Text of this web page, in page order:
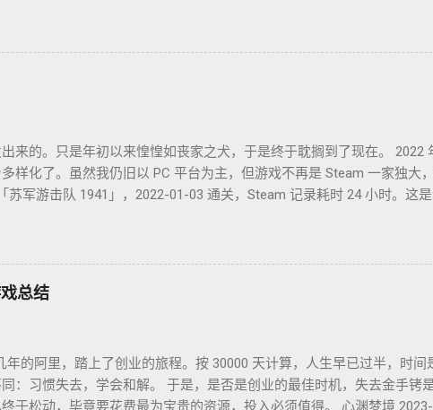
亲手打造的魔幻现实。这可是我曾希冀的那个理想乡？我没有答案，亦
小憩。老先生从武侠到无侠，层层递进构筑了一个亦真亦幻的江湖，让
层解构，推演其间各式人格向现实投影的境遇和选择。 老先生开卷入
善。困顿时能读到这样的文字，我心存感激。 枕边已无金庸，经典心中
来的。只是年初以来惶惶如丧家之犬，于是终于耽搁到了现在。 2022
样化了。虽然我仍旧以 PC 平台为主，但游戏不再是 Steam 一家独大，
苏军游击队 1941」，2022-01-03 通关，Steam 记录耗时 24 小时。这
01-09 通关，GoG 记录 7 小时。萌系像素风的二次元银河城类。画风
台没有耗时记录，不过印象里流程不太长。因为游戏不太难，加上视听
长片。属于还行，但不至于到推荐的程度。 God of War，战神4，
该是 2022 年花时间最多的游戏了。如果说游戏工业的优质成熟产品应
工业品，法环则不同。它似乎是一个风格迥异作品，虽然处处有黑魂
入状态，只狼则是在打败狮子猿后再无进展），但这次 From
总结
的阿里，踏上了创业的旅程。按 30000 天计算，人生早已过半，时间
：习惯失去，学会和解。 于是，是否是创业的最佳时机，失去金手铐
于松动，毕竟要花费最为宝贵的资源，投入必须值得。 心渊梦境 2023-